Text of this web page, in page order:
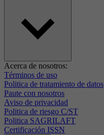
Acerca de nosotros:
Términos de uso
Politica de tratamiento de datos
Paute con nosotros
Aviso de privacidad
Politica de riesgo C/ST
Politica SAGRILAFT
Certificación ISSN